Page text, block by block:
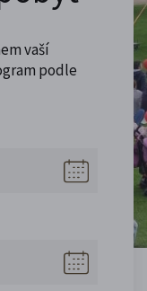
vaší
podle